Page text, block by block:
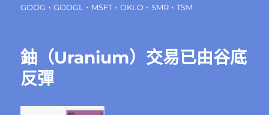
佈
類
籤
GOOG 、GOOGL 、 MSFT、OKLO 、SMR 、TSM
鈾（Uranium）交易已由谷底
反彈